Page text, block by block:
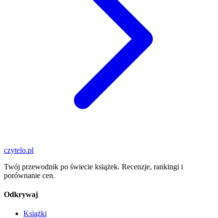
czytelo.pl
Twój przewodnik po świecie książek. Recenzje, rankingi i
porównanie cen.
Odkrywaj
Książki